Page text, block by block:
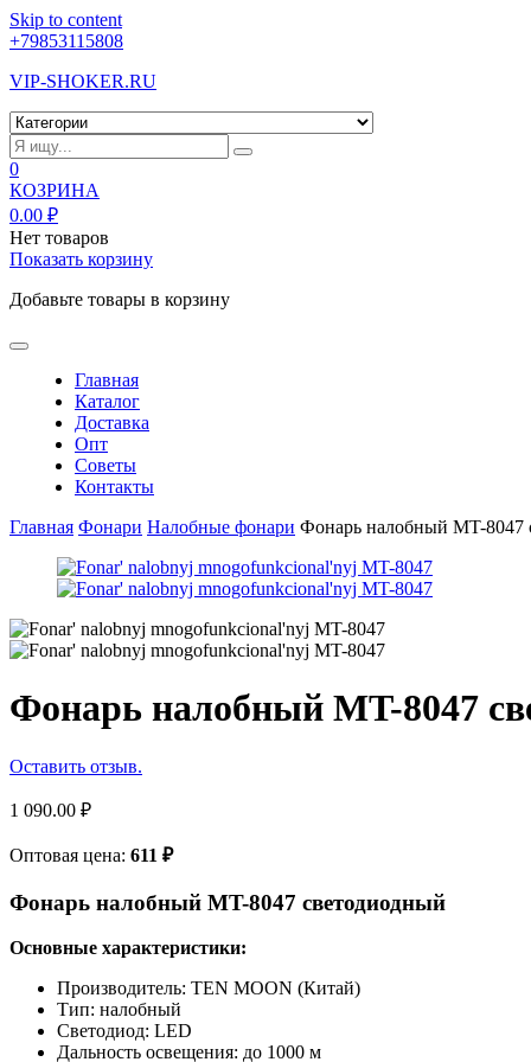
Skip to content
+79853115808
VIP-SHOKER.RU
0
КОЗРИНА
0.00 ₽
Нет товаров
Показать корзину
Добавьте товары в корзину
Главная
Каталог
Доставка
Опт
Советы
Контакты
Главная Фонари Налобные фонари Фонарь налобный MT-8047
Фонарь налобный MT-8047
Оставить отзыв.
1 090.00 ₽
Оптовая цена: 611 ₽
Фонарь налобный MT-8047 светодиодный
Основные характеристики:
Производитель: TEN MOON (Китай)
Тип: налобный
Светодиод: LED
Дальность освещения: до 1000 м